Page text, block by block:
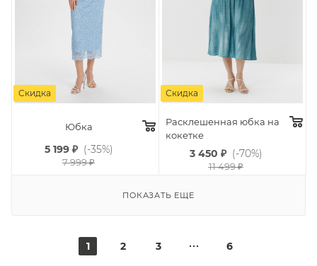
Скидка
Юбка
5 199₽ (-35%)
7 999₽
Скидка
Расклешенная юбка на
кокетке
3 450 ₽ (-70%)
11 499₽
ПОКАЗАТЬ ЕЩЕ
1 2 3 6